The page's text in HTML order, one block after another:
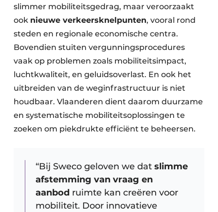
slimmer mobiliteitsgedrag, maar veroorzaakt
ook nieuwe verkeersknelpunten, vooral rond
steden en regionale economische centra.
Bovendien stuiten vergunningsprocedures
vaak op problemen zoals mobiliteitsimpact,
luchtkwaliteit, en geluidsoverlast. En ook het
uitbreiden van de weginfrastructuur is niet
houdbaar. Vlaanderen dient daarom duurzame
en systematische mobiliteitsoplossingen te
zoeken om piekdrukte efficiënt te beheersen.
“Bij Sweco geloven we dat slimme
afstemming van vraag en
aanbod ruimte kan creëren voor
mobiliteit. Door innovatieve